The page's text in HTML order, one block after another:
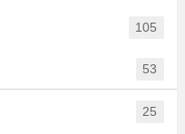
105
53
25